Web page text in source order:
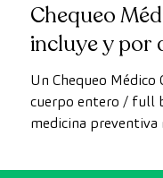
Chequeo
incluye y por
más avanzada
Un Chequeo
cuerpo entero / full
medicina preventiva
convencionales,